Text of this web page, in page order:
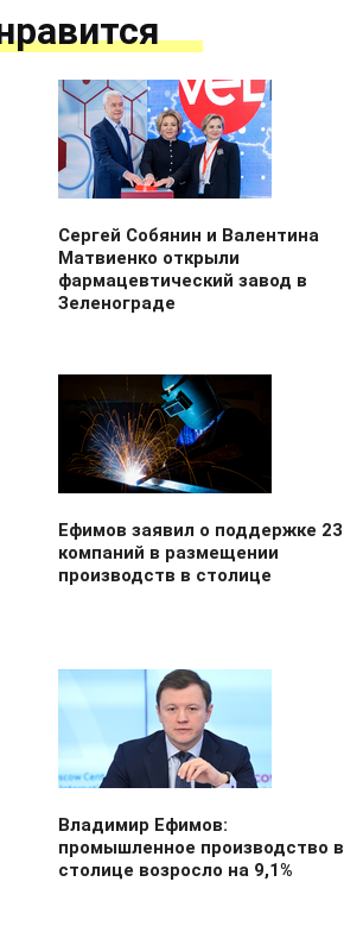
Сергей Собянин и Валентина
Матвиенко открыли
фармацевтический завод в
Зеленограде
Ефимов заявил о поддержке 23
компаний в размещении
производств в столице
Владимир Ефимов:
промышленное производство в
столице возросло на 9,1%